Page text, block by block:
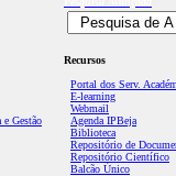
e Gestão
Recursos
Portal dos Serv.
E-learning
Webmail
Agenda IPBeja
Biblioteca
Repositório de
Repositório Científico
Balcão Único